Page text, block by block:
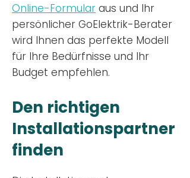
Online-Formular aus und Ihr
persönlicher GoElektrik-Berater
wird Ihnen das perfekte Modell
für Ihre Bedürfnisse und Ihr
Budget empfehlen.
Den richtigen
Installationspartner
finden